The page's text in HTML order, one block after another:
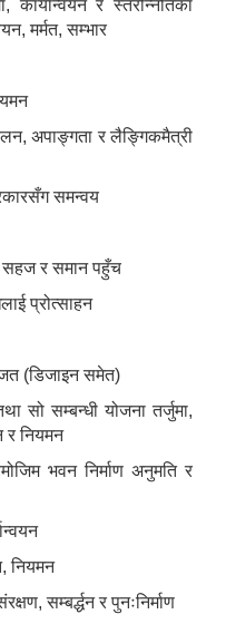
कार्यान्वयन र स्तरोन्नतिका
मर्मत, सम्भार
अपाङ्गता र लैङ्गिकमैत्री
समन्वय
सहज र समान पहुँच
प्रोत्साहन
(डिजाइन समेत)
सो सम्बन्धी योजना तर्जुमा,
र नियमन
भवन निर्माण अनुमति र
नियमन
सम्बर्द्धन र पुनःनिर्माण